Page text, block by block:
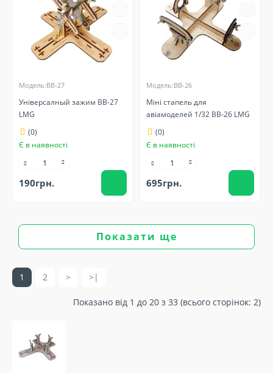
Модель:BB-27
Універсалный зажим BB-27
LMG
(0)
Є в наявності
190грн.
Модель:BB-26
Міні стапель для
авіамоделей 1/32 BB-26 LMG
(0)
Є в наявності
695грн.
Показати ще
1 2 > >|
Показано від 1 до 20 з 33 (всього сторінок: 2)